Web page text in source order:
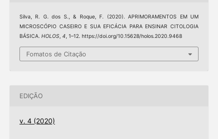
Silva, R. G. dos S., & Roque, F. (2020). APRIMORAMENTOS EM UM
MICROSCÓPIO CASEIRO E SUA EFICÁCIA PARA ENSINAR CITOLOGIA
BÁSICA. HOLOS, 4, 1–12. https://doi.org/10.15628/holos.2020.9468
Fomatos de Citação
EDIÇÃO
v. 4 (2020)